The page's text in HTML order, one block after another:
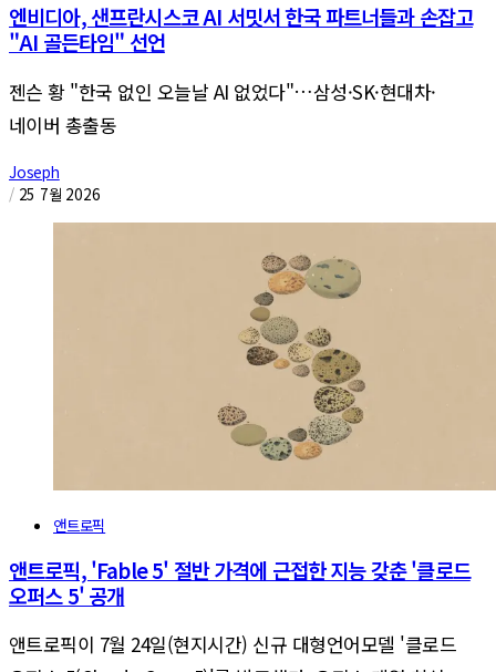
엔비디아, 샌프란시스코 AI 서밋서 한국 파트너들과 손잡고
"AI 골든타임" 선언
젠슨 황 "한국 없인 오늘날 AI 없었다"…삼성·SK·현대차·
네이버 총출동
Joseph
/ 25 7월 2026
앤트로픽
앤트로픽, 'Fable 5' 절반 가격에 근접한 지능 갖춘 '클로드
오퍼스 5' 공개
앤트로픽이 7월 24일(현지시간) 신규 대형언어모델 '클로드